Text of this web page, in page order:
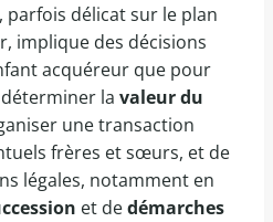
parfois délicat sur le plan
implique des décisions
acquéreur que pour
déterminer la valeur du
une transaction
frères et sœurs, et de
légales, notamment en
et dedémarches